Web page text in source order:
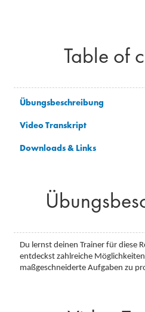
Table of
Übungsbeschreibung
Video Transkript
Downloads & Links
Du lernst deinen Trainer für diese
entdeckst zahlreiche
maßgeschneiderte Aufgaben zu